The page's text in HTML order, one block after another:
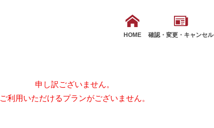
HOME 確認・変更・キャンセル
申し訳ございません。
ご利用いただけるプランがございません。